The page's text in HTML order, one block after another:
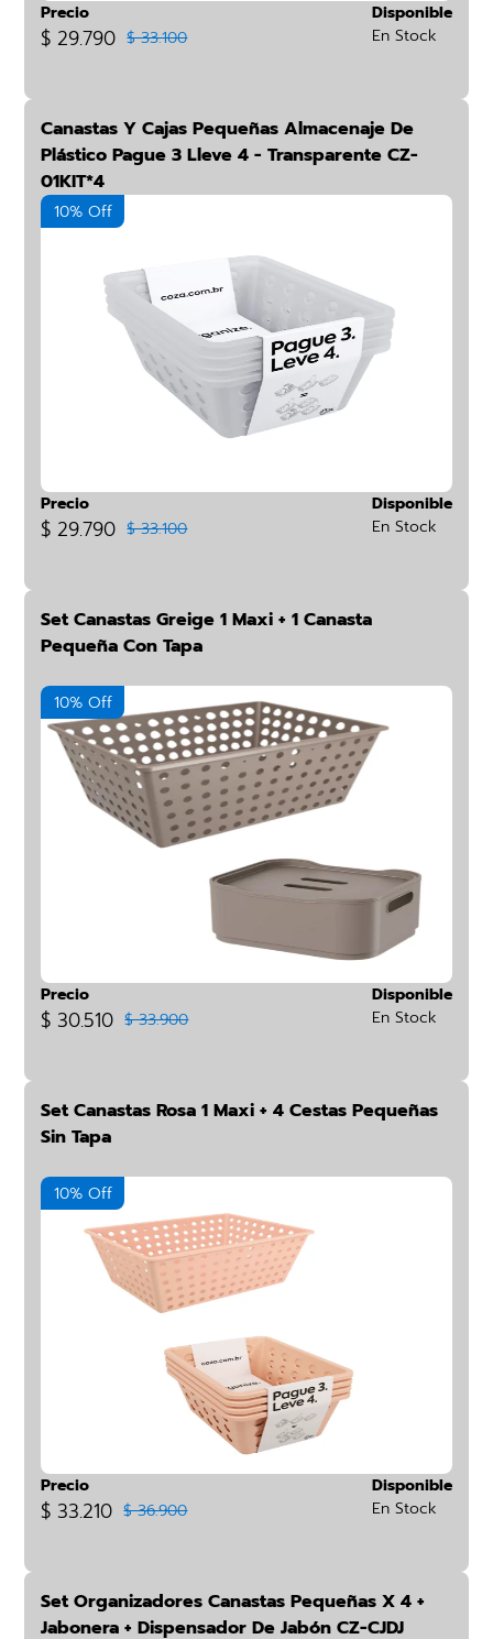
Precio
$ 29.790 $ 33.100
Disponible
En Stock
Canastas Y Cajas Pequeñas Almacenaje De
Plástico Pague 3 Lleve 4 - Transparente CZ-
01KIT*4
10% Off
Precio
$ 29.790 $ 33.100
Disponible
En Stock
Set Canastas Greige 1 Maxi + 1 Canasta
Pequeña Con Tapa
10% Off
Precio
$ 30.510 $ 33.900
Disponible
En Stock
Set Canastas Rosa 1 Maxi + 4 Cestas Pequeñas
Sin Tapa
10% Off
Precio
$ 33.210 $ 36.900
Disponible
En Stock
Set Organizadores Canastas Pequeñas X 4 +
Jabonera + Dispensador De Jabón CZ-CJDJ